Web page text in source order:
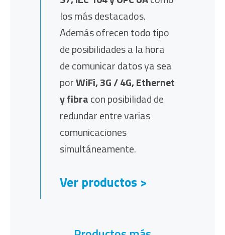
los más destacados.
Además ofrecen todo tipo
de posibilidades a la hora
de comunicar datos ya sea
porWiFi, 3G / 4G, Ethernet
y fibracon posibilidad de
redundar entre varias
comunicaciones
simultáneamente.
Ver productos >